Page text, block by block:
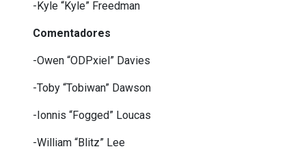
-Kyle “Kyle” Freedman
Comentadores
-Owen “ODPxiel” Davies
-Toby “Tobiwan” Dawson
-Ionnis “Fogged” Loucas
-William “Blitz” Lee